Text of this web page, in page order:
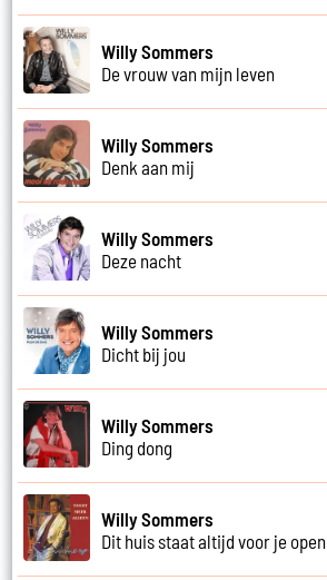
Willy Sommers
De vrouw van mijn leven
Willy Sommers
Denk aan mij
Willy Sommers
Deze nacht
Willy Sommers
Dicht bij jou
Willy Sommers
Ding dong
Willy Sommers
Dit huis staat altijd voor je open